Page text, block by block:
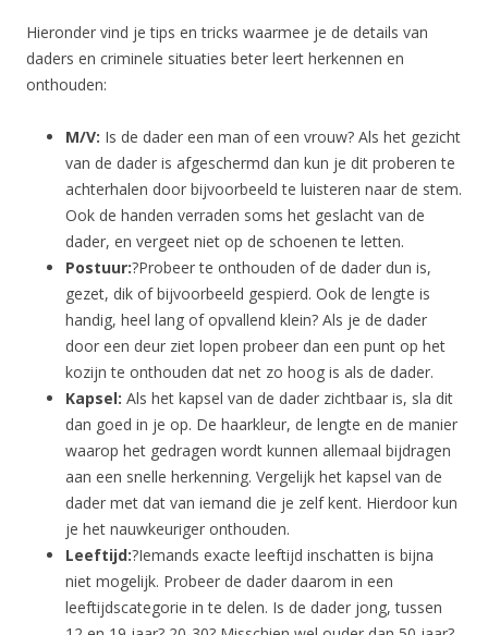
Hieronder vind je tips en tricks waarmee je de details van
daders en criminele situaties beter leert herkennen en
onthouden:
M/V: Is de dader een man of een vrouw? Als het gezicht
van de dader is afgeschermd dan kun je dit proberen te
achterhalen door bijvoorbeeld te luisteren naar de stem.
Ook de handen verraden soms het geslacht van de
dader, en vergeet niet op de schoenen te letten.
Postuur:?Probeer te onthouden of de dader dun is,
gezet, dik of bijvoorbeeld gespierd. Ook de lengte is
handig, heel lang of opvallend klein? Als je de dader
door een deur ziet lopen probeer dan een punt op het
kozijn te onthouden dat net zo hoog is als de dader.
Kapsel: Als het kapsel van de dader zichtbaar is, sla dit
dan goed in je op. De haarkleur, de lengte en de manier
waarop het gedragen wordt kunnen allemaal bijdragen
aan een snelle herkenning. Vergelijk het kapsel van de
dader met dat van iemand die je zelf kent. Hierdoor kun
je het nauwkeuriger onthouden.
Leeftijd:?Iemands exacte leeftijd inschatten is bijna
niet mogelijk. Probeer de dader daarom in een
leeftijdscategorie in te delen. Is de dader jong, tussen